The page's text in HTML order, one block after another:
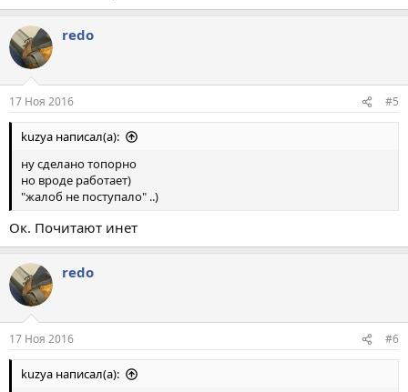
redo
17 Ноя 2016 #5
kuzya написал(а):
ну сделано топорно
но вроде работает)
"жалоб не поступало" ..)
Ок. Почитают инет
redo
17 Ноя 2016 #6
kuzya написал(а):